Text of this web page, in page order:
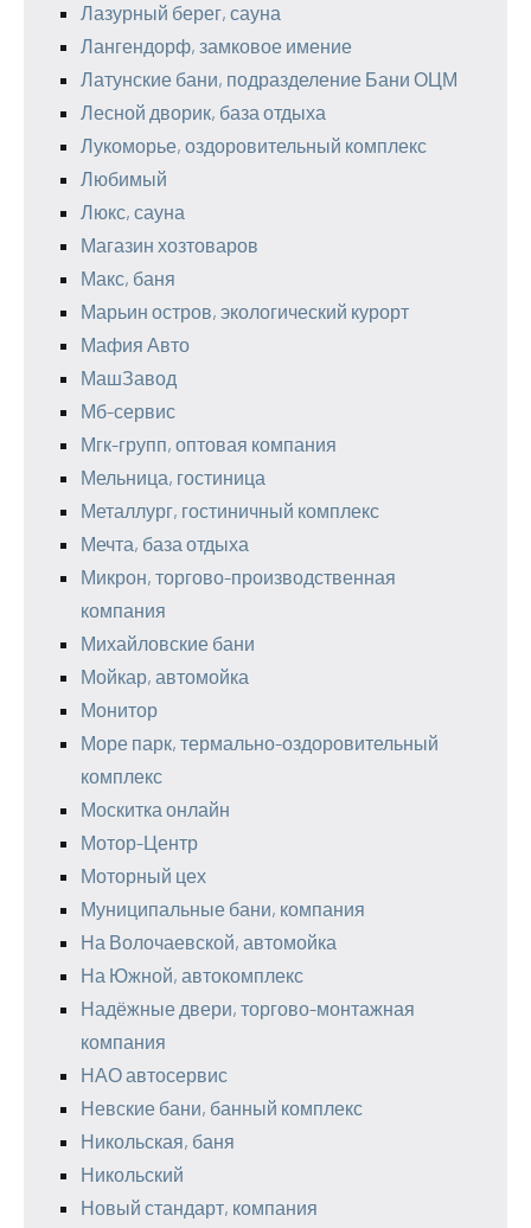
Лазурный берег, сауна
Лангендорф, замковое имение
Латунские бани, подразделение Бани ОЦМ
Лесной дворик, база отдыха
Лукоморье, оздоровительный комплекс
Любимый
Люкс, сауна
Магазин хозтоваров
Макс, баня
Марьин остров, экологический курорт
Мафия Авто
МашЗавод
Мб-сервис
Мгк-групп, оптовая компания
Мельница, гостиница
Металлург, гостиничный комплекс
Мечта, база отдыха
Микрон, торгово-производственная
компания
Михайловские бани
Мойкар, автомойка
Монитор
Море парк, термально-оздоровительный
комплекс
Москитка онлайн
Мотор-Центр
Моторный цех
Муниципальные бани, компания
На Волочаевской, автомойка
На Южной, автокомплекс
Надёжные двери, торгово-монтажная
компания
НАО автосервис
Невские бани, банный комплекс
Никольская, баня
Никольский
Новый стандарт, компания